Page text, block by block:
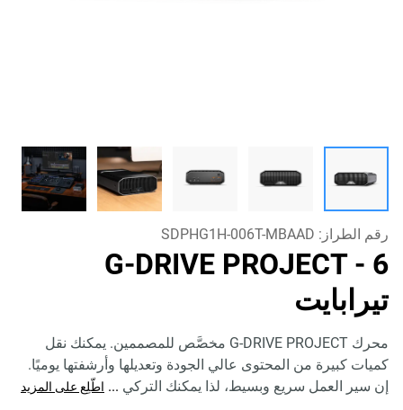
رقم الطراز: SDPHG1H-006T-MBAAD
G-DRIVE PROJECT - 6
تيرابايت
محرك G-DRIVE PROJECT مخصَّص للمصممين. يمكنك نقل
كميات كبيرة من المحتوى عالي الجودة وتعديلها وأرشفتها يوميًا.
إن سير العمل سريع وبسيط، لذا يمكنك التركي ... اطّلِع على المزيد